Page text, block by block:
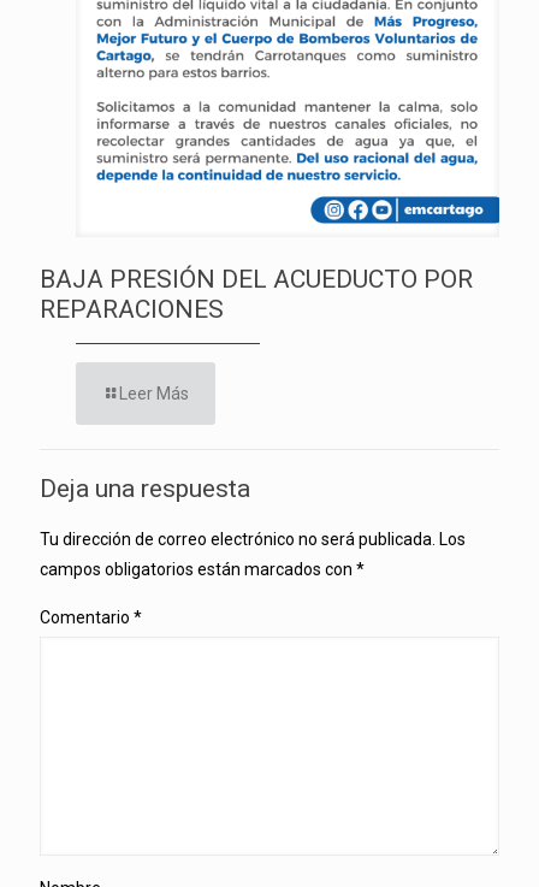
BAJA PRESIÓN DEL ACUEDUCTO POR
REPARACIONES
Leer Más
Deja una respuesta
Tu dirección de correo electrónico no será publicada. Los
campos obligatorios están marcados con *
Comentario *